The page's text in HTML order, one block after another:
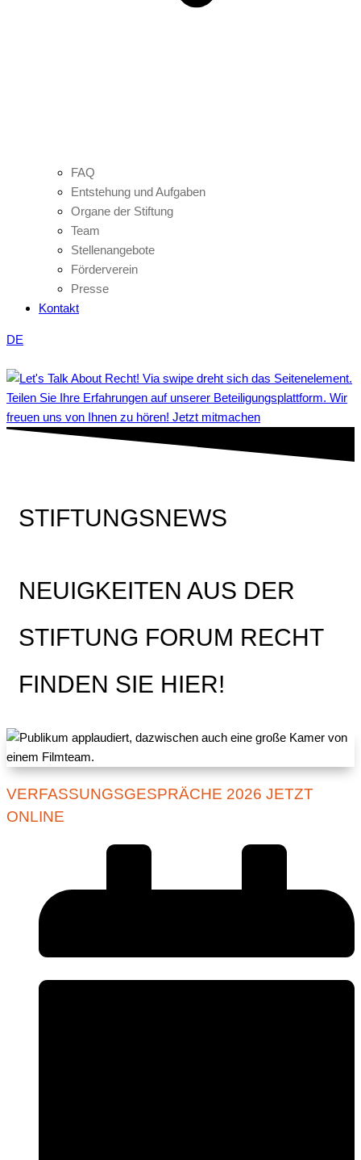
FAQ
Entstehung und Aufgaben
Organe der Stiftung
Team
Stellenangebote
Förderverein
Presse
Kontakt
DE
Teilen Sie Ihre Erfahrungen auf unserer Beteiligungsplattform. Wir
freuen uns von Ihnen zu hören! Jetzt mitmachen
STIFTUNGSNEWS
NEUIGKEITEN AUS DER
STIFTUNG FORUM RECHT
FINDEN SIE HIER!
VERFASSUNGSGESPRÄCHE 2026 JETZT
ONLINE